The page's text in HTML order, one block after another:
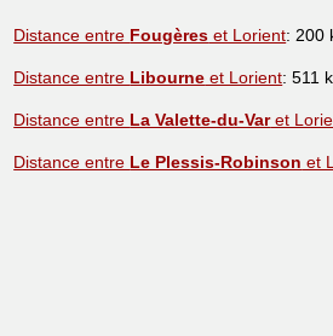
Distance entre Fougères et Lorient: 200
Distance entre Libourne et Lorient: 511
Distance entre La Valette-du-Varet
Distance entre Le Plessis-Robinson et